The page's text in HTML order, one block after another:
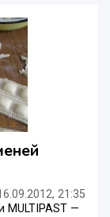
21:35
MULTIPAST —